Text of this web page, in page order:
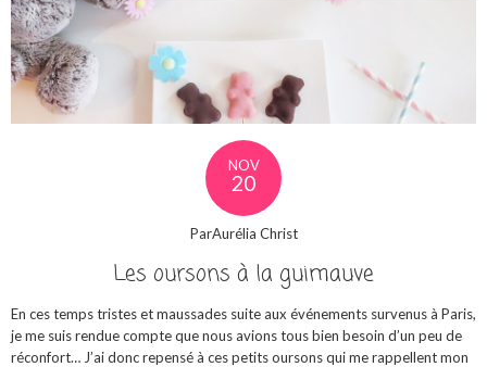
NOV
20
ParAurélia Christ
Les oursons à la guimauve
En ces temps tristes et maussades suite aux événements survenus à Paris,
je me suis rendue compte que nous avions tous bien besoin d’un peu de
réconfort… J’ai donc repensé à ces petits oursons qui me rappellent mon